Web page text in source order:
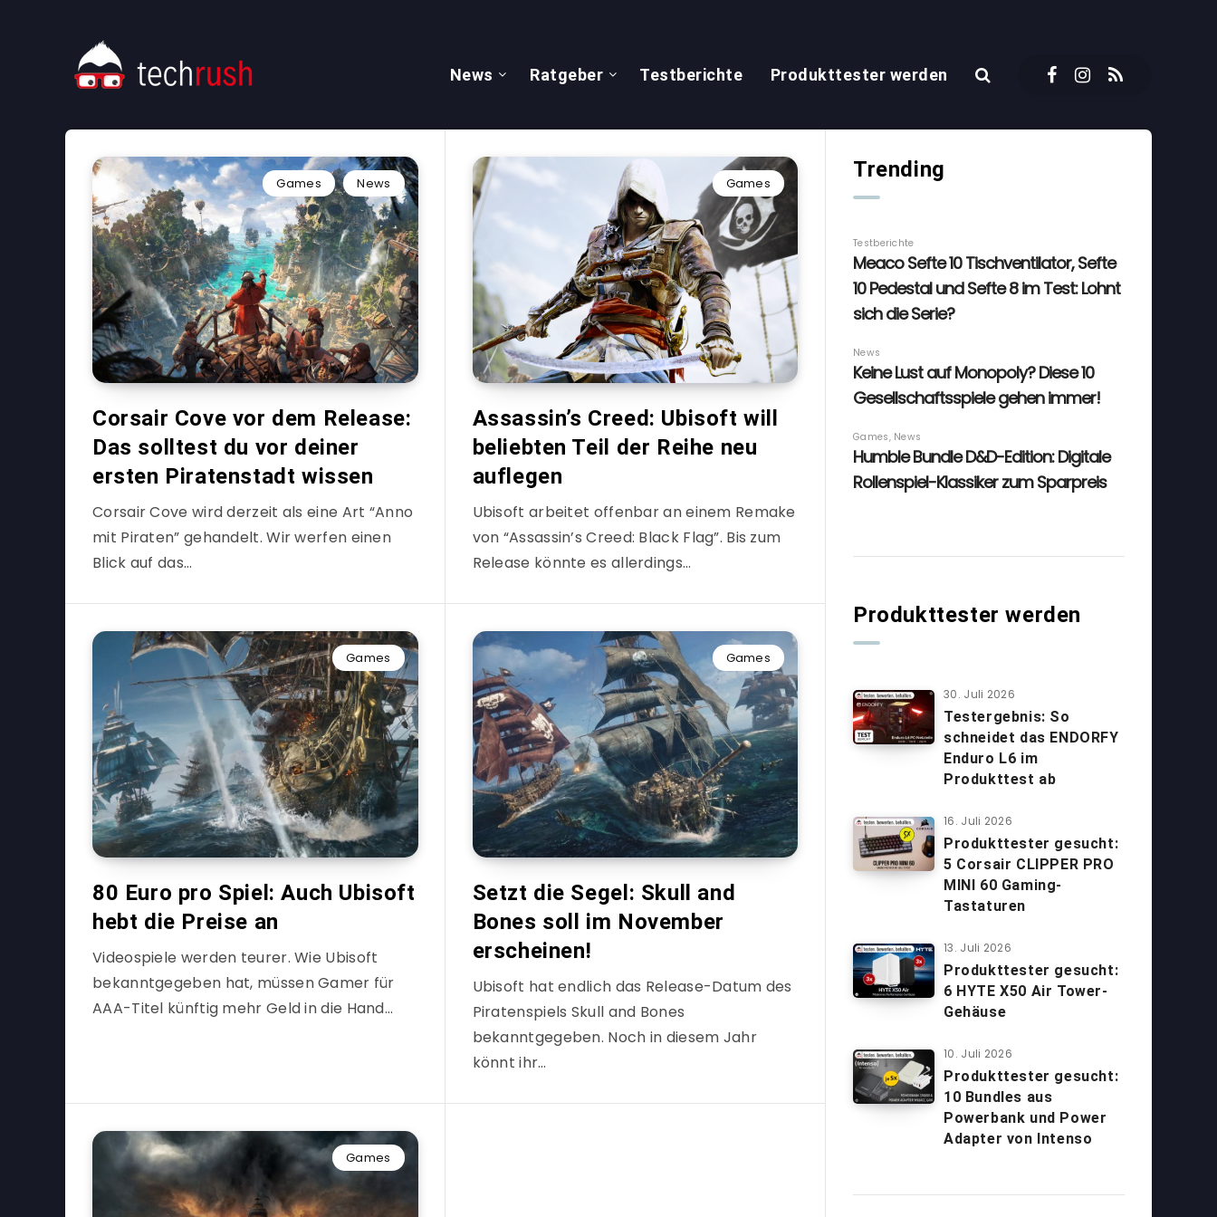
News Ratgeber Testberichte Produkttester werden
Games News
Corsair Cove vor dem Release:
Das solltest du vor deiner
ersten Piratenstadt wissen
Corsair Cove wird derzeit als eine Art “Anno
mit Piraten” gehandelt. Wir werfen einen
Blick auf das…
Games
Assassin’s Creed: Ubisoft will
beliebten Teil der Reihe neu
auflegen
Ubisoft arbeitet offenbar an einem Remake
von “Assassin’s Creed: Black Flag”. Bis zum
Release könnte es allerdings…
Games
80 Euro pro Spiel: Auch Ubisoft
hebt die Preise an
Videospiele werden teurer. Wie Ubisoft
bekanntgegeben hat, müssen Gamer für
AAA-Titel künftig mehr Geld in die Hand…
Games
Setzt die Segel: Skull and
Bones soll im November
erscheinen!
Ubisoft hat endlich das Release-Datum des
Piratenspiels Skull and Bones
bekanntgegeben. Noch in diesem Jahr
könnt ihr…
Games
Trending
Produkttester werden
30. Juli 2026
Testergebnis: So
schneidet das ENDORFY
Enduro L6 im
Produkttest ab
16. Juli 2026
Produkttester gesucht:
5 Corsair CLIPPER PRO
MINI 60 Gaming-
Tastaturen
13. Juli 2026
Produkttester gesucht:
6 HYTE X50 Air Tower-
Gehäuse
10. Juli 2026
Produkttester gesucht:
10 Bundles aus
Powerbank und Power
Adapter von Intenso